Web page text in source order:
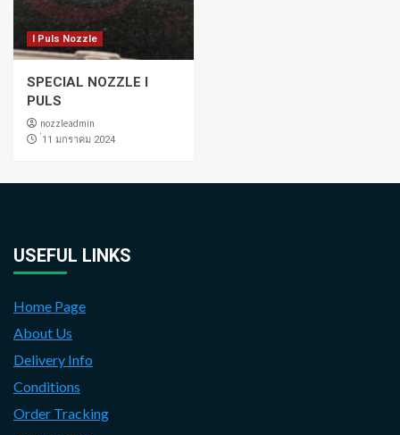
I Puls Nozzle
SPECIAL NOZZLE I
PULS
nozzleadmin
่11 มกราคม 2024
USEFUL LINKS
Home Page
About Us
Delivery Info
Conditions
Order Tracking